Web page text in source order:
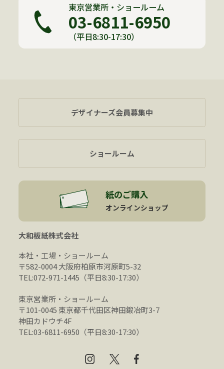
東京営業所・ショールーム
03-6811-6950
（平日8:30-17:30）
大和板紙株式会社
本社・工場・ショールーム
〒582-0004 大阪府柏原市河原町5-32
TEL:072-971-1445（平日8:30-17:30）
東京営業所・ショールーム
〒101-0045 東京都千代田区神田鍛冶町3-7
神田カドウチ4F
TEL:03-6811-6950（平日8:30-17:30）
デザイナーズ会員募集中
ショールーム
紙のご購入
オンラインショップ